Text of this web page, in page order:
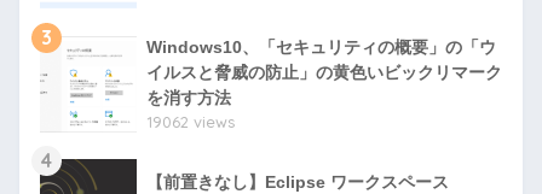
3
Windows10、「セキュリティの概要」の「ウ
イルスと脅威の防止」の黄色いビックリマーク
を消す方法
19062 views
4
【前置きなし】Eclipse ワークスペース